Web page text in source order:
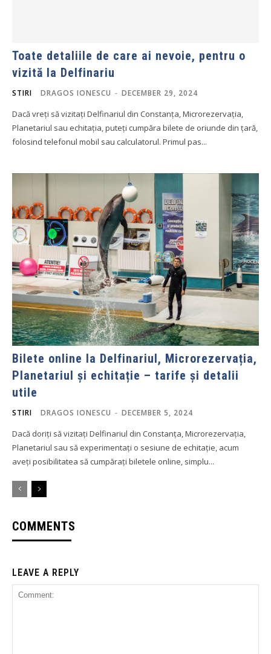
Toate detaliile de care ai nevoie, pentru o
vizită la Delfinariu
STIRI DRAGOS IONESCU - DECEMBER 29, 2024
Dacă vreți să vizitați Delfinariul din Constanța, Microrezervația,
Planetariul sau echitația, puteți cumpăra bilete de oriunde din țară,
folosind telefonul mobil sau calculatorul. Primul pas...
Bilete online la Delfinariul, Microrezervația,
Planetariul și echitație – tarife și detalii
utile
STIRI DRAGOS IONESCU - DECEMBER 5, 2024
Dacă doriți să vizitați Delfinariul din Constanța, Microrezervația,
Planetariul sau să experimentați o sesiune de echitație, acum
aveți posibilitatea să cumpărați biletele online, simplu...
COMMENTS
LEAVE A REPLY